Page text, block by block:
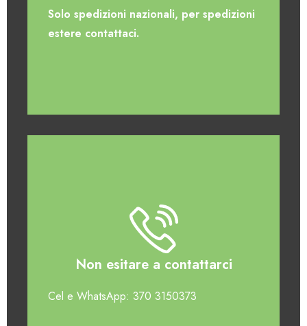
Solo spedizioni nazionali, per spedizioni
estere contattaci.
Non esitare a contattarci
Cel e WhatsApp: 370 3150373